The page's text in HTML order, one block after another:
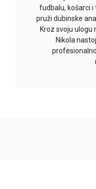
fudbalu, košarci i
pruži dubinske
Kroz svoju ulogu
Nikola